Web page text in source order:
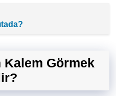
Kalem Görmek